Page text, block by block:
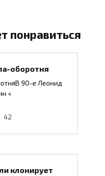
понравиться
оборотня
90-е Леонид
«
42
клонирует